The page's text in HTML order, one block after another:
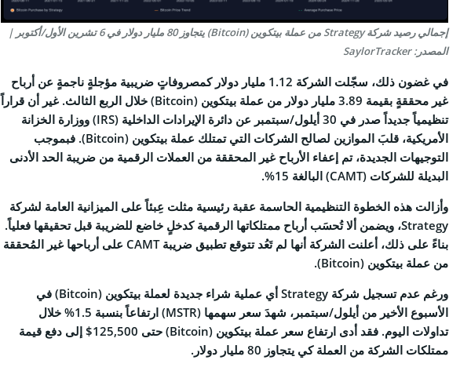
إجمالي رصيد شركة Strategy من عملة بيتكوين (Bitcoin) يتجاوز 80 مليار دولار في 6 تشرين الأول/أكتوبر |
المصدر: SaylorTracker
في غضون ذلك، سجّلت الشركة 1.12 مليار دولار كمصروفاتٍ ضريبية مؤجلةٍ ناجمةٍ عن أرباح
غير محققةٍ بقيمة 3.89 مليار دولار من عملة بيتكوين (Bitcoin) خلال الربع الثالث. غير أن قراراً
تنظيمياً جديداً صدر في 30 أيلول/سبتمبر عن دائرة الإيرادات الداخلية (IRS) ووزارة الخزانة
الأمريكية، قلبَ الموازين لصالح الشركات التي تمتلك عملة بيتكوين (Bitcoin). فبموجب
التوجيهات الجديدة، تم إعفاء الأرباح غير المحققة من العملات الرقمية من ضريبة الحد الأدنى
البديلة للشركات (CAMT) البالغة 15%.
وأزالت هذه الخطوة التنظيمية الحاسمة عقبة رئيسية مثلت عِبئاً على الميزانية العامة لشركة
Strategy، ويضمن ألا تُحسَب أرباح ممتلكاتها الرقمية كدخلٍ خاضع للضريبة قبل تحقيقها فعلياً.
بناءً على ذلك، أعلنت الشركة أنها لم تَعُد تتوقع تطبيق ضريبة CAMT على أرباحها غير المُحققة
من عملة بيتكوين (Bitcoin).
ورغم عدم تسجيل شركة Strategy أي عملية شراء جديدة لعملة بيتكوين (Bitcoin) في
الأسبوع الأخير من أيلول/سبتمبر، شهدَ سعر سهمها (MSTR) ارتفاعاً بنسبة 1.5% خلال
تداولات اليوم. فقد أدى ارتفاع سعر عملة بيتكوين (Bitcoin) حتى 125,500$ إلى دفع قيمة
ممتلكات الشركة من العملة كي يتجاوز 80 مليار دولار.